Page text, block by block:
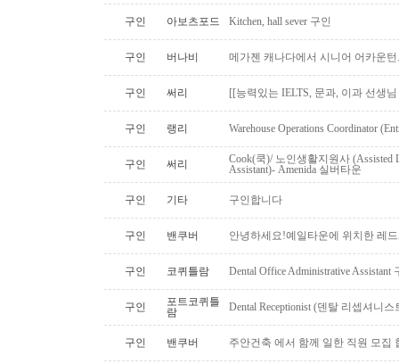
구인 아보츠포드 Kitchen, hall sever 구인
구인 버나비 메가젠 캐나다에서 시니어 어카운
구인 써리 [[능력있는 IELTS, 문과, 이과 선생
구인 랭리 Warehouse Operations Coordinator
구인 써리
Cook(쿡)/ 노인생활지원사 (Assisted
Assistant)- Amenida 실버타운
구인 기타 구인합니다
구인 밴쿠버 안녕하세요!예일타운에 위치한 레
구인 코퀴틀람 Dental Office Administrative Assistant
구인
포트코퀴틀
람
Dental Receptionist (덴탈 리셉셔니
구인 밴쿠버 주안건축 에서 함께 일한 직원 모집